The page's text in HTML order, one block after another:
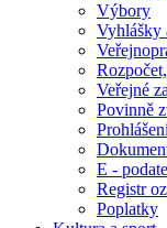
Výbory
Vyhlášky
Veřejné
Povinně
E -
Registr
Poplatky